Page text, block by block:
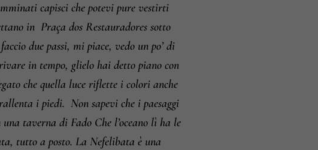
capisci che potevi pure vestirti
in Praça dos Restauradores sotto
due passi, mi piace, vedo un po’ di
in tempo, glielo hai detto piano con
che quella luce riflette i colori anche
i piedi. Non sapevi che i paesaggi
taverna di Fado Che l’oceano lì ha le
tutto a posto. La Nefelibata è una